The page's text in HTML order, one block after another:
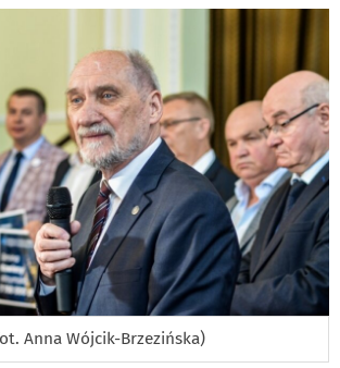
Anna Wójcik-Brzezińska)